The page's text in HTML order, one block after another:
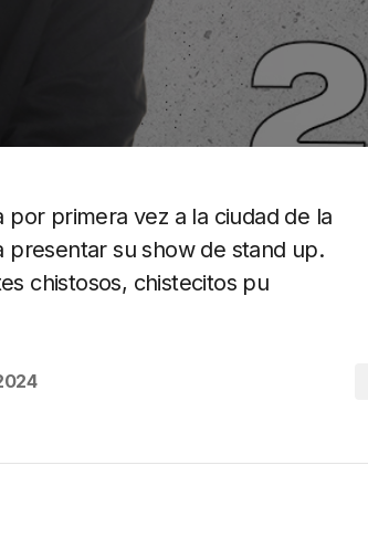
primera vez a la ciudad de la
su show de stand up.
chistosos, chistecitos pu